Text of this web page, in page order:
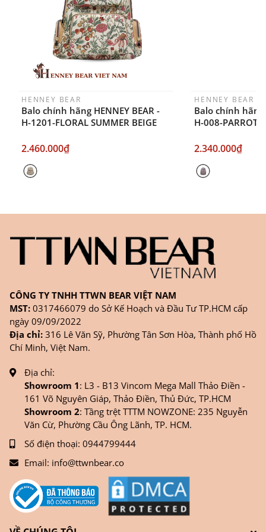
ngày sau khi đặt.
HENNEY BEAR
Balo chính hãng HENNEY BEAR -
H-1201-FLORAL SUMMER BEIGE
2.460.000₫
HENNEY BEAR
Balo chính hãng
H-008-PARROT
2.340.000₫
CÔNG TY TNHH TTWN BEAR VIỆT NAM
MST: 0317466079 do Sở Kế Hoạch và Đầu Tư TP.HCM cấp
ngày 09/09/2022
Địa chỉ: 316 Lê Văn Sỹ, Phường Tân Sơn Hòa, Thành phố Hồ
Chí Minh, Việt Nam.
Địa chỉ:
Showroom 1: L3 - B13 Vincom Mega Mall Thảo Điền -
161 Võ Nguyên Giáp, Thảo Điền, Thủ Đức, TP.HCM
Showroom 2: Tầng trệt TTTM NOWZONE: 235 Nguyễn
Văn Cừ, Phường Cầu Ông Lãnh, TP. HCM.
Số điện thoại: 0944799444
Email: info@ttwnbear.co